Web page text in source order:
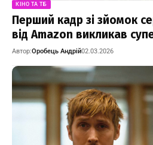
КІНО ТА ТБ
Перший кадр зі зйомок
від Amazon викликав
Автор:Оробець Андрій02.03.2026